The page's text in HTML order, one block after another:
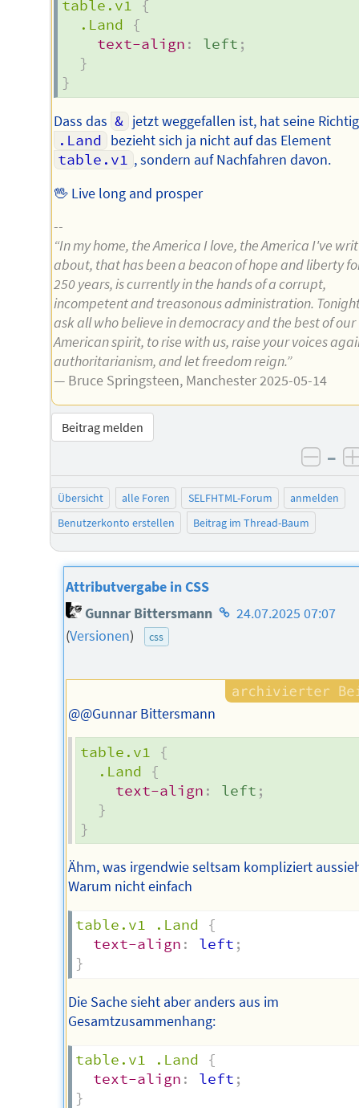
table.v1
{
.Land
{
text-align : left ;
}
}
Dass das & jetzt weggefallen ist, hat seine
.Land bezieht sich ja nicht auf das Element
table.v1 , sondern auf Nachfahren davon.
🖖 Live long and prosper
--
“In my home, the America I love, the America I've
about, that has been a beacon of hope and liberty
250 years, is currently in the hands of a corrupt,
incompetent and treasonous administration.
ask all who believe in democracy and the best of our
American spirit, to rise with us, raise your voices
authoritarianism, and let freedom reign.”
— Bruce Springsteen, Manchester 2025-05-14
Beitrag melden
–
Übersicht alle Foren SELFHTML-Forum
anmelden
Benutzerkonto erstellen
Beitrag im Thread-Baum
Attributvergabe in CSS
Gunnar Bittersmann Homepage
24.07.2025 07:07
(Versionen) css
@@Gunnar Bittersmann
table.v1
{
.Land
{
text-align : left ;
}
}
Ähm, was irgendwie seltsam kompliziert
Warum nicht einfach
table.v1 .Land
{
text-align : left ;
}
Die Sache sieht aber anders aus im
Gesamtzusammenhang:
table.v1 .Land
{
text-align : left ;
}